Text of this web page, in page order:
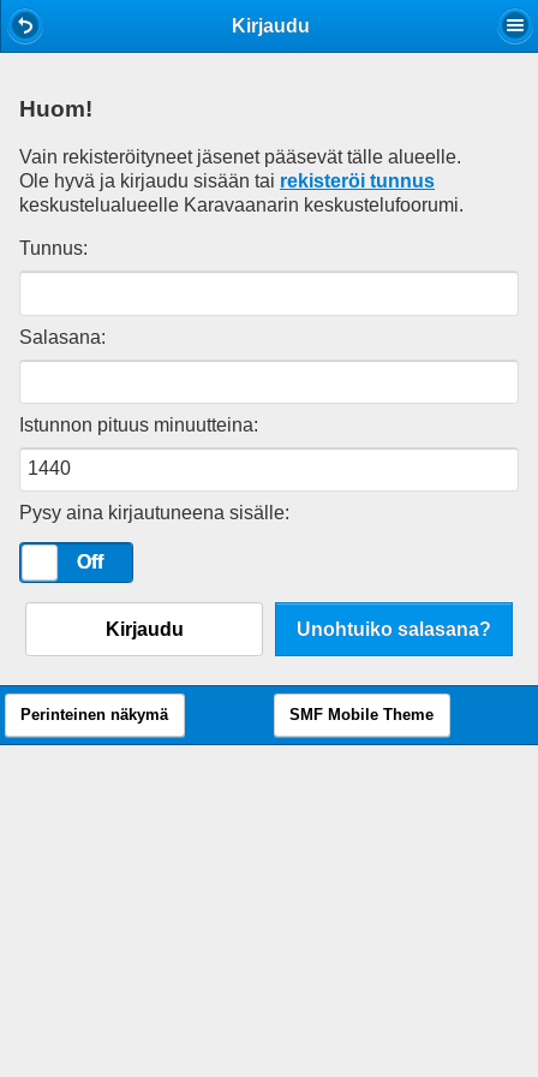
Kirjaudu
Huom!
Vain rekisteröityneet jäsenet pääsevät tälle alueelle.
Ole hyvä ja kirjaudu sisään tai rekisteröi tunnus
keskustelualueelle Karavaanarin keskustelufoorumi.
Tunnus:
Salasana:
Istunnon pituus minuutteina:
Pysy aina kirjautuneena sisälle:
Off
Kirjaudu Unohtuiko salasana?
Perinteinen näkymä SMF Mobile Theme